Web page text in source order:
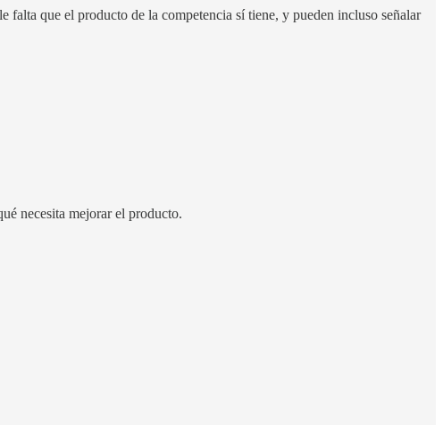
falta que el producto de la competencia sí tiene, y pueden incluso señalar
necesita mejorar el producto.